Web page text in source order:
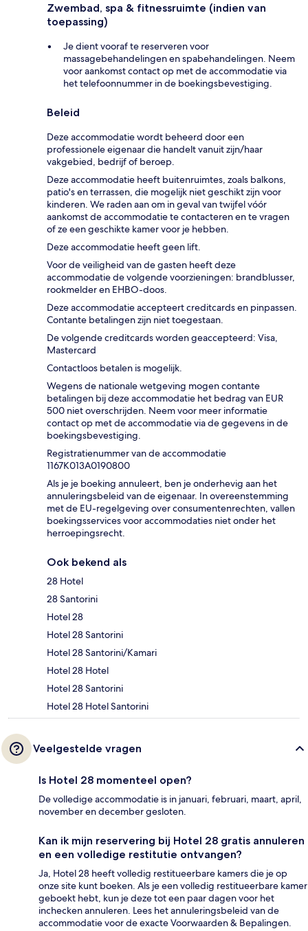
Zwembad, spa & fitnessruimte (indien van
toepassing)
Je dient vooraf te reserveren voor
massagebehandelingen en spabehandelingen. Neem
voor aankomst contact op met de accommodatie via
het telefoonnummer in de boekingsbevestiging.
Beleid
Deze accommodatie wordt beheerd door een
professionele eigenaar die handelt vanuit zijn/haar
vakgebied, bedrijf of beroep.
Deze accommodatie heeft buitenruimtes, zoals balkons,
patio's en terrassen, die mogelijk niet geschikt zijn voor
kinderen. We raden aan om in geval van twijfel vóór
aankomst de accommodatie te contacteren en te vragen
of ze een geschikte kamer voor je hebben.
Deze accommodatie heeft geen lift.
Voor de veiligheid van de gasten heeft deze
accommodatie de volgende voorzieningen: brandblusser,
rookmelder en EHBO-doos.
Deze accommodatie accepteert creditcards en pinpassen.
Contante betalingen zijn niet toegestaan.
De volgende creditcards worden geaccepteerd: Visa,
Mastercard
Contactloos betalen is mogelijk.
Wegens de nationale wetgeving mogen contante
betalingen bij deze accommodatie het bedrag van EUR
500 niet overschrijden. Neem voor meer informatie
contact op met de accommodatie via de gegevens in de
boekingsbevestiging.
Registratienummer van de accommodatie
1167K013A0190800
Als je je boeking annuleert, ben je onderhevig aan het
annuleringsbeleid van de eigenaar. In overeenstemming
met de EU-regelgeving over consumentenrechten, vallen
boekingsservices voor accommodaties niet onder het
herroepingsrecht.
Ook bekend als
28 Hotel
28 Santorini
Hotel 28
Hotel 28 Santorini
Hotel 28 Santorini/Kamari
Hotel 28 Hotel
Hotel 28 Santorini
Hotel 28 Hotel Santorini
Veelgestelde vragen
Is Hotel 28 momenteel open?
De volledige accommodatie is in januari, februari, maart, april,
november en december gesloten.
Kan ik mijn reservering bij Hotel 28 gratis annuleren
en een volledige restitutie ontvangen?
Ja, Hotel 28 heeft volledig restitueerbare kamers die je op
onze site kunt boeken. Als je een volledig restitueerbare kamer
geboekt hebt, kun je deze tot een paar dagen voor het
inchecken annuleren. Lees het annuleringsbeleid van de
accommodatie voor de exacte Voorwaarden & Bepalingen.